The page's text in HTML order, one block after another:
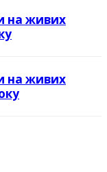
на живих
на живих